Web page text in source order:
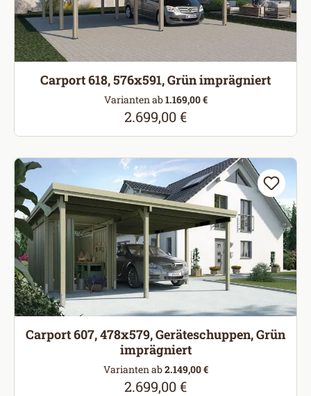
Carport 618, 576x591, Grün imprägniert
Varianten ab1.169,00 €
Regulärer Preis:
2.699,00 €
Carport 607, 478x579, Geräteschuppen, Grün
imprägniert
Varianten ab2.149,00 €
Regulärer Preis:
2.699,00 €